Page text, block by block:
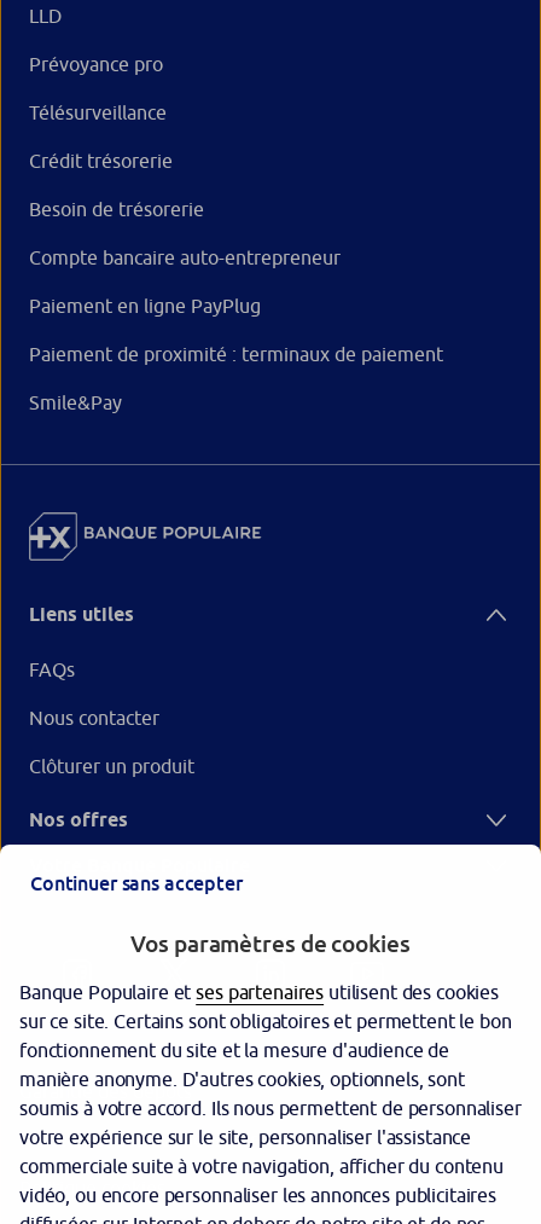
LLD
Prévoyance pro
Télésurveillance
Crédit trésorerie
Besoin de trésorerie
Compte bancaire auto-entrepreneur
Paiement en ligne PayPlug
Paiement de proximité : terminaux de paiement
Smile&Pay
Liens utiles
FAQs
Nous contacter
Clôturer un produit
Nos offres
Garantie des dépôts
Protection des données personnelles
Politique cookies
Continuer sans accepter
Vos paramètres de cookies
Banque Populaire etses partenaires utilisent des cookies
sur ce site. Certains sont obligatoires et permettent le bon
fonctionnement du site et la mesure d'audience de
manière anonyme. D'autres cookies, optionnels, sont
soumis à votre accord. Ils nous permettent de personnaliser
votre expérience sur le site, personnaliser l'assistance
commerciale suite à votre navigation, afficher du contenu
vidéo, ou encore personnaliser les annonces publicitaires